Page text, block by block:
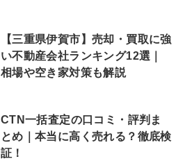
【三重県伊賀市】売却・買取に強
い不動産会社ランキング12選｜
相場や空き家対策も解説
CTN一括査定の口コミ・評判ま
とめ｜本当に高く売れる？徹底検
証！